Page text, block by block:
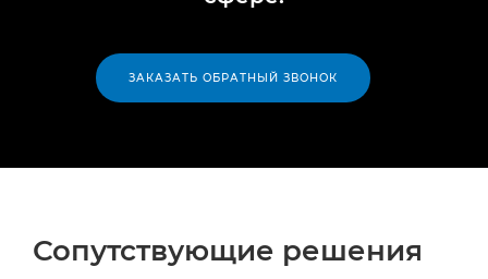
ЗАКАЗАТЬ ОБРАТНЫЙ ЗВОНОК
Сопутствующие решения